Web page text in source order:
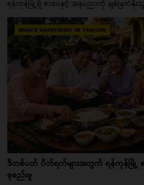
ရန်ကုန်မြို့ရှိ စာပေနှင့် အနုပညာကို ချစ်မြတ်နိုး
WHAT'S HAPPENING IN YANGON
ဒီတစ်ပတ် ပိတ်ရက်များအတွက် ရန်ကုန်မ
စုစည်းမှု